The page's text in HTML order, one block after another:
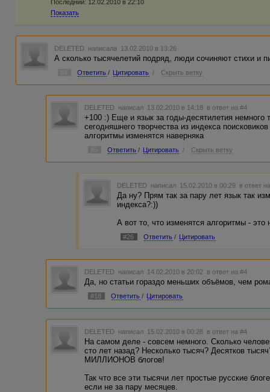
Последний: 12.02.2010 в 22:10
Показать
DELETED написала 13.02.2010 в 13:26
А сколько тысячелетий подряд, люди сочиняют стихи и
Ответить / Цитировать / Скрыть ветку
DELETED написал 13.02.2010 в 14:18 в ответ на #4
+100 :) Еще и язык за годы-десятилетия немного
сегодняшнего творчества из индекса
алгоритмы изменятся наверняка
Ответить / Цитировать / Скрыть ветку
DELETED написал 15.02.2010 в 00:29 в ответ
Да ну? Прям так за пару лет язык так
индекса?:))
А вот то, что изменятся алгоритмы - это
#26 Ответить / Цитировать
DELETED написал 14.02.2010 в 20:02 в ответ на #4
Да, но статьи гораздо меньших объёмов, чем
#18 Ответить / Цитировать
DELETED написал 15.02.2010 в 00:28 в ответ на #4
На самом деле - совсем немного. Сколько
сто лет назад? Несколько тысяч? Десятков
МИЛЛИОНОВ блогов!
Так что все эти тысячи лет простые русские
если не за пару месяцев.